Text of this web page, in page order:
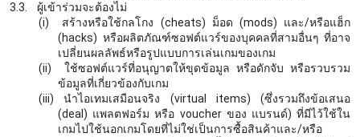
3.3.
ผู้เข้าร่วมจะต้องไม่
(i)
สร้างหรือใช้กลโกง (cheats) ม็อด (mods) และ/หรือแฮ็ก
(hacks) หรือผลิตภัณฑ์ซอฟต์แวร์ของบุคคลที่สามอื่นๆ ที่อาจ
เปลี่ยนผลลัพธ์หรือรูปแบบการเล่นเกมของเกม
(ii)
ใช้ซอฟต์แวร์ที่อนุญาตให้ขุดข้อมูล หรือดักจับ หรือรวบรวม
ข้อมูลที่เกี่ยวข้องกับเกม
(iii)นำไอเทมเสมือนจริง (virtual items) (ซึ่งรวมถึงข้อเสนอ
(deal) แพลตฟอร์ม หรือ voucher ของ แบรนด์) ที่มีไว้ใช้ใน
เกมไปใช้นอกเกมโดยที่ไม่ใช่เป็นการซื้อสินค้าและ/หรือ